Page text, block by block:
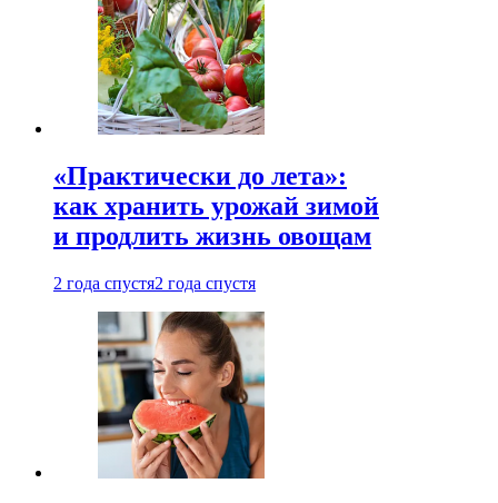
«Практически до лета»:
как хранить урожай зимой
и продлить жизнь овощам
2 года спустя2 года спустя